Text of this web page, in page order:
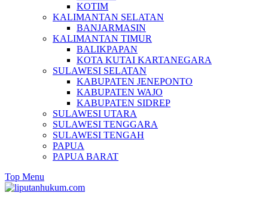
KOTIM
KALIMANTAN SELATAN
BANJARMASIN
KALIMANTAN TIMUR
BALIKPAPAN
KOTA KUTAI KARTANEGARA
SULAWESI SELATAN
KABUPATEN JENEPONTO
KABUPATEN WAJO
KABUPATEN SIDREP
SULAWESI UTARA
SULAWESI TENGGARA
SULAWESI TENGAH
PAPUA
PAPUA BARAT
Top Menu